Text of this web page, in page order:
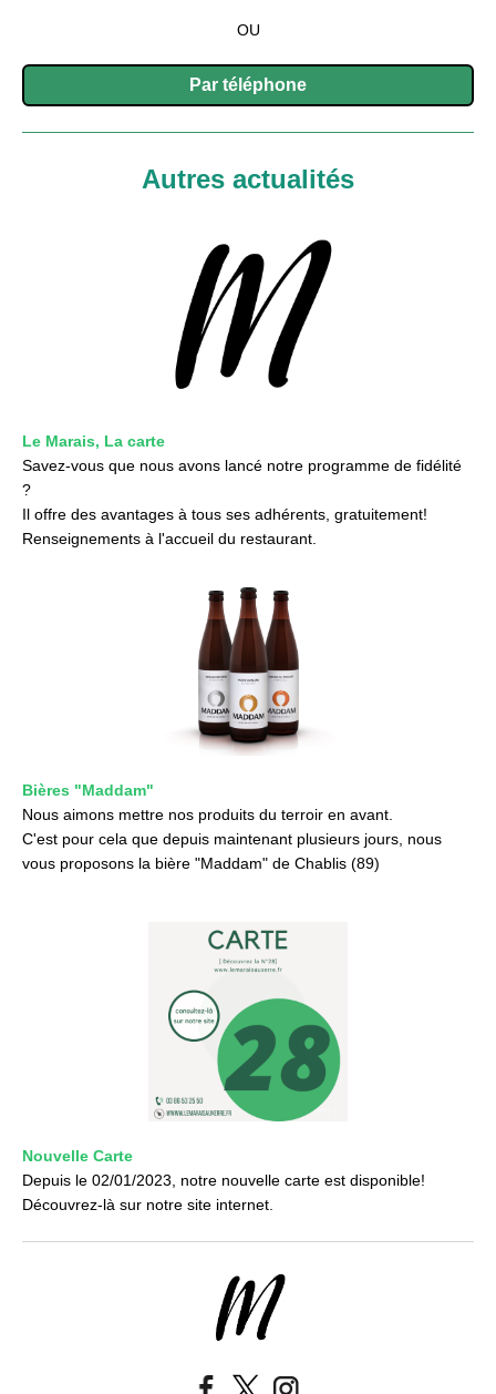
OU
Par téléphone
Autres actualités
Le Marais, La carte
Savez-vous que nous avons lancé notre programme de fidélité
?
Il offre des avantages à tous ses adhérents, gratuitement!
Renseignements à l'accueil du restaurant.
Bières "Maddam"
Nous aimons mettre nos produits du terroir en avant.
C'est pour cela que depuis maintenant plusieurs jours, nous
vous proposons la bière "Maddam" de Chablis (89)
Nouvelle Carte
Depuis le 02/01/2023, notre nouvelle carte est disponible!
Découvrez-là sur notre site internet.